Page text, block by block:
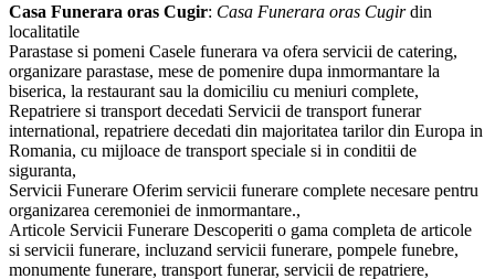
Casa Funerara oras Cugir: Casa Funerara oras Cugirdin
localitatile
Parastase si pomeni Casele funerara va ofera servicii de catering,
organizare parastase, mese de pomenire dupa inmormantare la
biserica, la restaurant sau la domiciliu cu meniuri complete,
Repatriere si transport decedati Servicii de transport funerar
international, repatriere decedati din majoritatea tarilor din Europa in
Romania, cu mijloace de transport speciale si in conditii de
siguranta,
Servicii Funerare Oferim servicii funerare complete necesare pentru
organizarea ceremoniei de inmormantare.,
Articole Servicii Funerare Descoperiti o gama completa de articole
si servicii funerare, incluzand servicii funerare, pompele funebre,
monumente funerare, transport funerar, servicii de repatriere,